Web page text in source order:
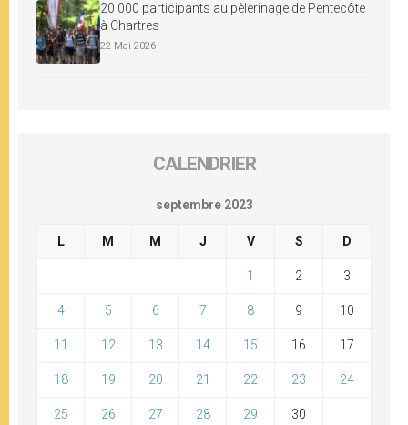
20 000 participants au pèlerinage de Pentecôte
à Chartres
22 Mai 2026
CALENDRIER
septembre 2023
L M M J V S D
1 2 3
4 5 6 7 8 9 10
11 12 13 14 15 16 17
18 19 20 21 22 23 24
25 26 27 28 29 30